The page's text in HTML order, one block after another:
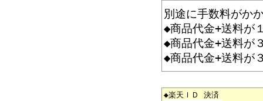
別途に手数料がか
◆商品代金+送料が
◆商品代金+送料が
◆商品代金+送料が
◆楽天ＩＤ 決済